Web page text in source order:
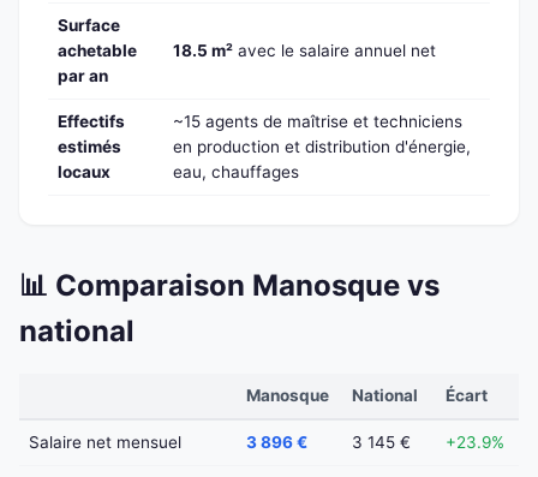
Surface
achetable
par an
18.5 m² avec le salaire annuel net
Effectifs
estimés
locaux
~15 agents de maîtrise et techniciens
en production et distribution d'énergie,
eau, chauffages
📊 Comparaison Manosque vs
national
Manosque National Écart
Salaire net mensuel 3 896 € 3 145 € +23.9%